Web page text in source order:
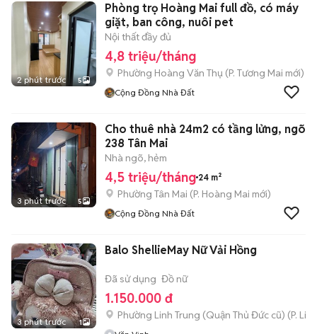
2 phút trước 5
Phòng trọ Hoàng Mai full đồ, có máy
giặt, ban công, nuôi pet
Nội thất đầy đủ
4,8 triệu/tháng
Phường Hoàng Văn Thụ (P. Tương Mai mới)
Cộng Đồng Nhà Đất
3 phút trước 5
Cho thuê nhà 24m2 có tầng lửng, ngõ
238 Tân Mai
Nhà ngõ, hẻm
4,5 triệu/tháng 24 m²
Phường Tân Mai (P. Hoàng Mai mới)
Cộng Đồng Nhà Đất
3 phút trước 1
Balo ShellieMay Nữ Vải Hồng
Đã sử dụng Đồ nữ
1.150.000 đ
Phường Linh Trung (Quận Thủ Đức cũ) (P.